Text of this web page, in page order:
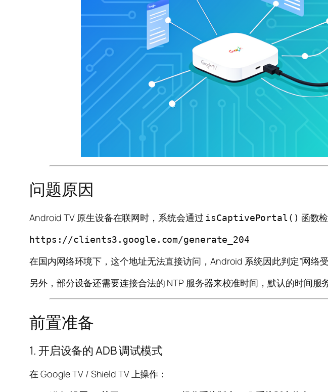
问题原因
Android TV 原生设备在联网时，系统会通过 isCaptivePortal() 函数
https://clients3.google.com/generate_204
在国内网络环境下，这个地址无法直接访问，Android 系统因此判定”网络
另外，部分设备还需要连接合法的 NTP 服务器来校准时间，默认的时间服
前置准备
1. 开启设备的 ADB 调试模式
在 Google TV / Shield TV 上操作：